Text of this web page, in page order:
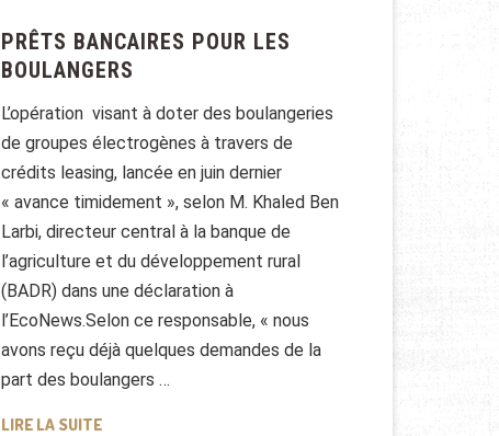
PRÊTS BANCAIRES POUR LES
BOULANGERS
L’opération visant à doter des boulangeries
de groupes électrogènes à travers de
crédits leasing, lancée en juin dernier
« avance timidement », selon M. Khaled Ben
Larbi, directeur central à la banque de
l’agriculture et du développement rural
(BADR) dans une déclaration à
l’EcoNews.Selon ce responsable, « nous
avons reçu déjà quelques demandes de la
part des boulangers …
LIRE LA SUITEPRÊTS BANCAIRES POUR LES BOULANGERS